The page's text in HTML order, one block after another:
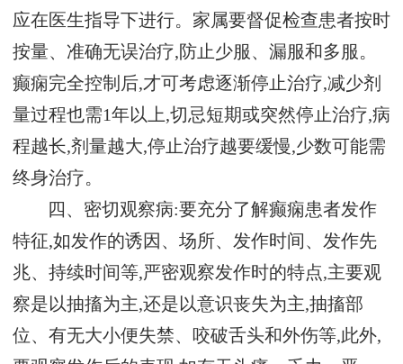
应在医生指导下进行。家属要督促检查患者按时
按量、准确无误治疗,防止少服、漏服和多服。
癫痫完全控制后,才可考虑逐渐停止治疗,减少剂
量过程也需1年以上,切忌短期或突然停止治疗,病
程越长,剂量越大,停止治疗越要缓慢,少数可能需
终身治疗。
四、密切观察病:要充分了解癫痫患者发作
特征,如发作的诱因、场所、发作时间、发作先
兆、持续时间等,严密观察发作时的特点,主要观
察是以抽搐为主,还是以意识丧失为主,抽搐部
位、有无大小便失禁、咬破舌头和外伤等,此外,